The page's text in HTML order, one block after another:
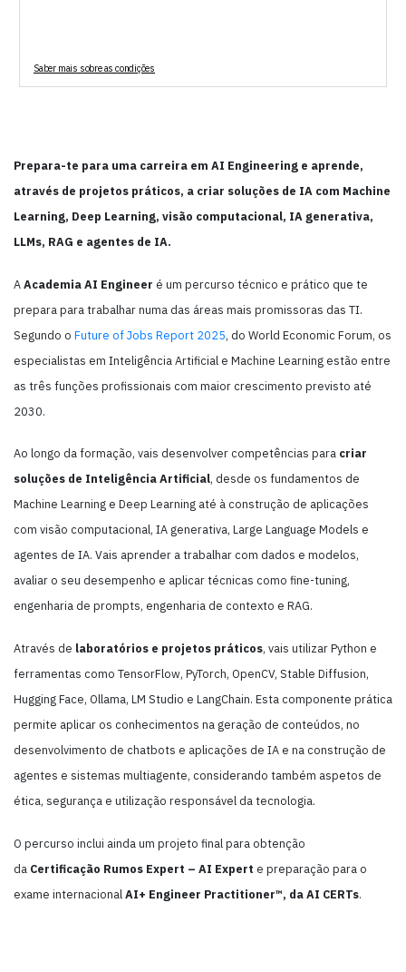
Prepara-te para uma carreira em AI Engineering e aprende,
através de projetos práticos, a criar soluções de IA com Machine
Learning, Deep Learning, visão computacional, IA generativa,
LLMs, RAG e agentes de IA.
AAcademia AI Engineer é um percurso técnico e prático que te
prepara para trabalhar numa das áreas mais promissoras das TI.
Segundo o Future of Jobs Report 2025, do World Economic Forum, os
especialistas em Inteligência Artificial e Machine Learning estão entre
as três funções profissionais com maior crescimento previsto até
2030.
Ao longo da formação, vais desenvolver competências para criar
soluções de Inteligência Artificial, desde os fundamentos de
Machine Learning e Deep Learning até à construção de aplicações
com visão computacional, IA generativa, Large Language Models e
agentes de IA. Vais aprender a trabalhar com dados e modelos,
avaliar o seu desempenho e aplicar técnicas como fine-tuning,
engenharia de prompts, engenharia de contexto e RAG.
Através de laboratórios e projetos práticos, vais utilizar Python e
ferramentas como TensorFlow, PyTorch, OpenCV, Stable Diffusion,
Hugging Face, Ollama, LM Studio e LangChain. Esta componente prática
permite aplicar os conhecimentos na geração de conteúdos, no
desenvolvimento de chatbots e aplicações de IA e na construção de
agentes e sistemas multiagente, considerando também aspetos de
ética, segurança e utilização responsável da tecnologia.
O percurso inclui ainda um projeto final para obtenção
da Certificação Rumos Expert – AI Expert e preparação para o
exame internacional AI+ Engineer Practitioner™, da AI CERTs.
Saber mais sobre as condições